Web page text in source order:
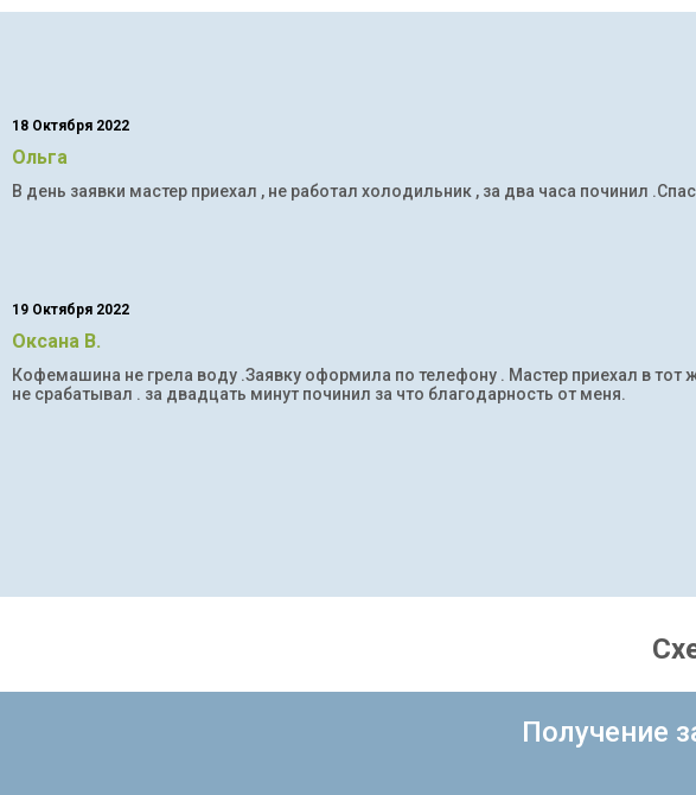
18 Октября 2022
Ольга
В день заявки мастер приехал , не работал холодильник , за два часа починил
19 Октября 2022
Оксана В.
Кофемашина не грела воду .Заявку оформила по телефону . Мастер приехал в
не срабатывал . за двадцать минут починил за что благодарность от меня.
Получение